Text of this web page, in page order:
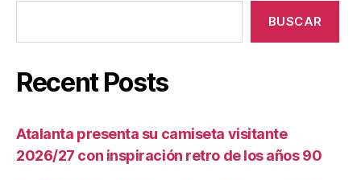
BUSCAR
Recent Posts
Atalanta presenta su camiseta visitante
2026/27 con inspiración retro de los años 90